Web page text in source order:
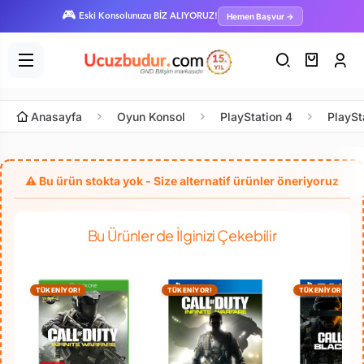
🎮 Eski Konsolunuzu BİZ ALIYORUZ! Hemen Başvur →
Anasayfa Oyun Konsol PlayStation 4
Bu Ürünler de İlginizi Çekebilir
TÜKENİYOR! TÜKENİYOR! TÜKENİYOR!